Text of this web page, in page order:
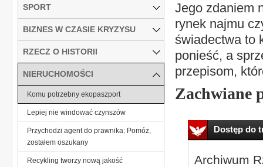
Jego zdaniem
rynek najmu
świadectwa to
ponieść, a
przepisom,
Zachwiane
Dostęp do
Archiwum
SPORT
BIZNES W CZASIE KRYZYSU
RZECZ O HISTORII
NIERUCHOMOŚCI
Komu potrzebny ekopaszport
Lepiej nie windować czynszów
Przychodzi agent do prawnika: Pomóż,
zostałem oszukany
Recykling tworzy nową jakość